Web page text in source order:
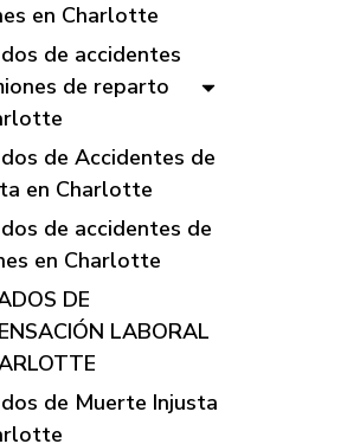
en Charlotte
de accidentes
de reparto
de Accidentes de
en Charlotte
de accidentes de
en Charlotte
DE
LABORAL
de Muerte Injusta